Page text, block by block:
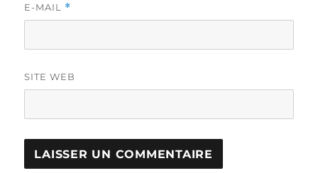
E-MAIL *
SITE WEB